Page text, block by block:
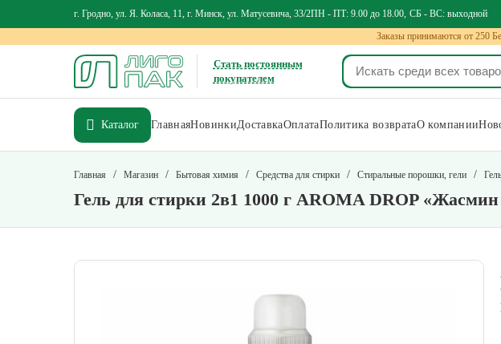
г. Гродно, ул. Я. Коласа, 11, г. Минск, ул. Матусевича, 33/2ПН - ПТ: 9.00 до 18.00 СБ - ВС: выходной
Заказы принимаются от 250
Стать постоянным
покупателем
Каталог ГлавнаяНовинкиДоставкаОплатаПолитика возвратаО компании
Главная / Магазин / Бытовая химия / Средства для стирки / Стиральные порошки, гели /
Гель для стирки 2в1 1000 г AROMA DROP «Жасмин